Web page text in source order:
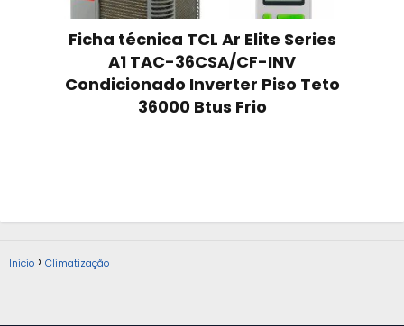
Ficha técnica TCL Ar Elite Series
A1 TAC-36CSA/CF-INV
Condicionado Inverter Piso Teto
36000 Btus Frio
Inicio Climatização